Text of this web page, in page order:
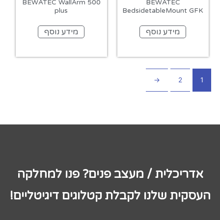
BEWATEC
BedsidetableMount GFK
מידע נוסף
BEWATEC WallArm 500
plus
מידע נוסף
1
2
←
אדריכלית / מעצב פנים? פנו למחלקה
העסקית שלנו לקבלת קטלוגים דיגיטליים!